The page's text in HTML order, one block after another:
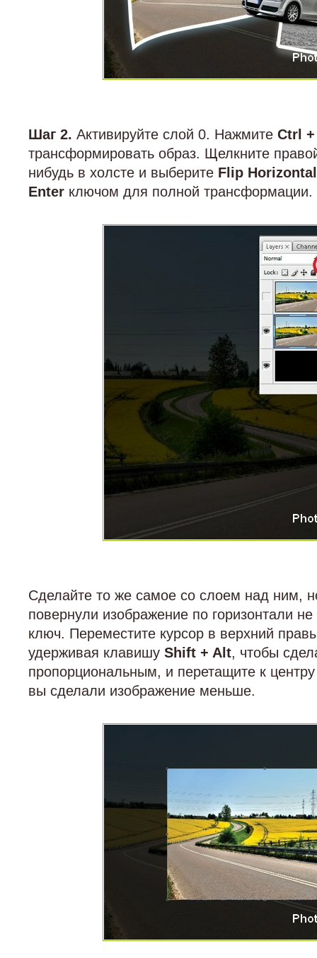
Шаг 2. Активируйте слой 0. Нажмите Ctrl +
трансформировать образ. Щелкните
нибудь в холсте и выберите Flip Horizontal
Enter ключом для полной трансформации.
Сделайте то же самое со слоем над ним,
повернули изображение по горизонтали
ключ. Переместите курсор в верхний
удерживая клавишу Shift + Alt, чтобы
пропорциональным, и перетащите к
вы сделали изображение меньше.